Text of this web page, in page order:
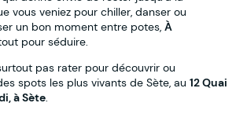
vous veniez pour chiller, danser ou
un bon moment entre potes, À
pour séduire.
pas rater pour découvrir ou
spots les plus vivants de Sète, au 12 Quai
à Sète.